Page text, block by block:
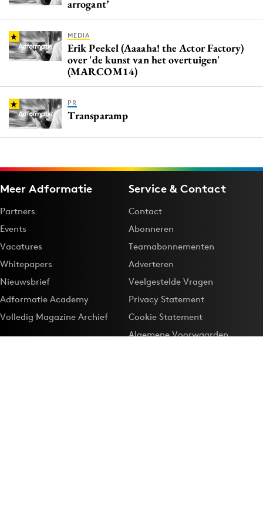
arrogant’
MEDIA
Erik Peekel (Aaaaha! the Actor Factory)
over 'de kunst van het overtuigen'
(MARCOM14)
PR
Transparamp
Meer Adformatie
Partners
Events
Vacatures
Whitepapers
Nieuwsbrief
Adformatie Academy
Volledig Magazine Archief
Service & Contact
Contact
Abonneren
Teamabonnementen
Adverteren
Veelgestelde Vragen
Privacy Statement
Cookie Statement
Algemene Voorwaarden